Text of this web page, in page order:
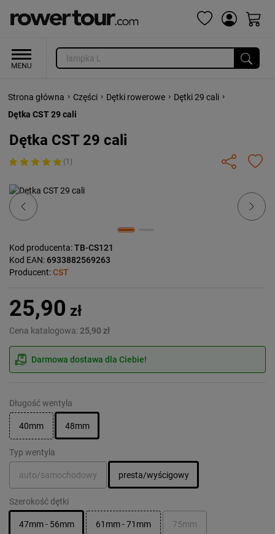
Strona główna › Części › Dętki rowerowe › Dętki 29 cali ›
Dętka CST 29 cali
Dętka CST 29 cali
(1)
Previous Next
Kod producenta:TB-CS121
Kod EAN:6933882569263
Producent:CST
25,90 zł
Cena katalogowa: 25,90 zł
Darmowa dostawa dla Ciebie!
Długość wentyla
40mm 48mm
Typ wentyla
auto/samochodowy presta/wyścigowy
Szerokość dętki
47mm - 56mm 61mm - 71mm 75mm